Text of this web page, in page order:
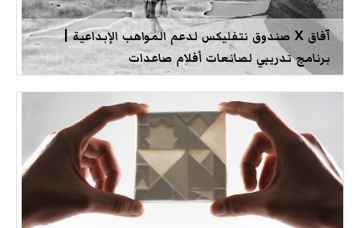
آفاق X صندوق نتفليكس لدعم المواهب الإبداعية |
برنامج تدريبي لصانعات أفلام صاعدات